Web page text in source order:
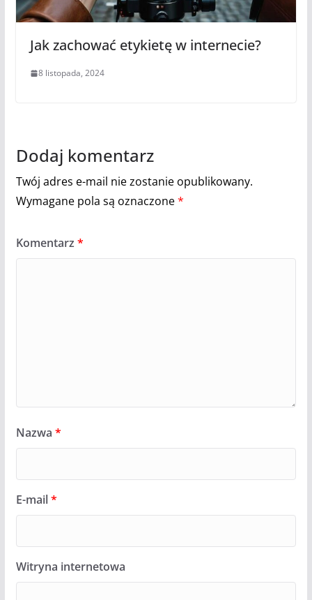
Jak zachować etykietę w internecie?
8 listopada, 2024
Dodaj komentarz
Twój adres e-mail nie zostanie opublikowany.
Wymagane pola są oznaczone*
Komentarz *
Nazwa *
E-mail*
Witryna internetowa